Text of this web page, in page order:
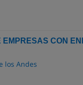
CON
los Andes